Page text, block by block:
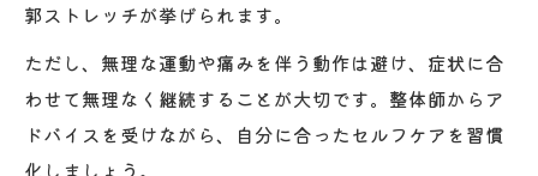
郭ストレッチが挙げられます。
ただし、無理な運動や痛みを伴う動作は避け、症状に合
わせて無理なく継続することが大切です。整体師からア
ドバイスを受けながら、自分に合ったセルフケアを習慣
化しましょう。